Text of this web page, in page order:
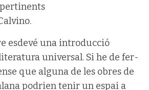
esdevé una introducció
universal. Si he de fer-
que alguna de les obres de
podrien tenir un espai a